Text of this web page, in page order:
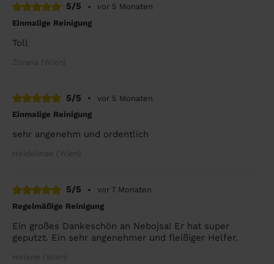
5/5 •
vor 5 Monaten
Einmalige Reinigung
Toll
Zorana (Wien)
5/5 •
vor 5 Monaten
Einmalige Reinigung
sehr angenehm und ordentlich
Heidelinde (Wien)
5/5 •
vor 7 Monaten
Regelmäßige Reinigung
Ein großes Dankeschön an Nebojsa! Er hat super
geputzt. Ein sehr angenehmer und fleißiger Helfer.
Helene (Wien)